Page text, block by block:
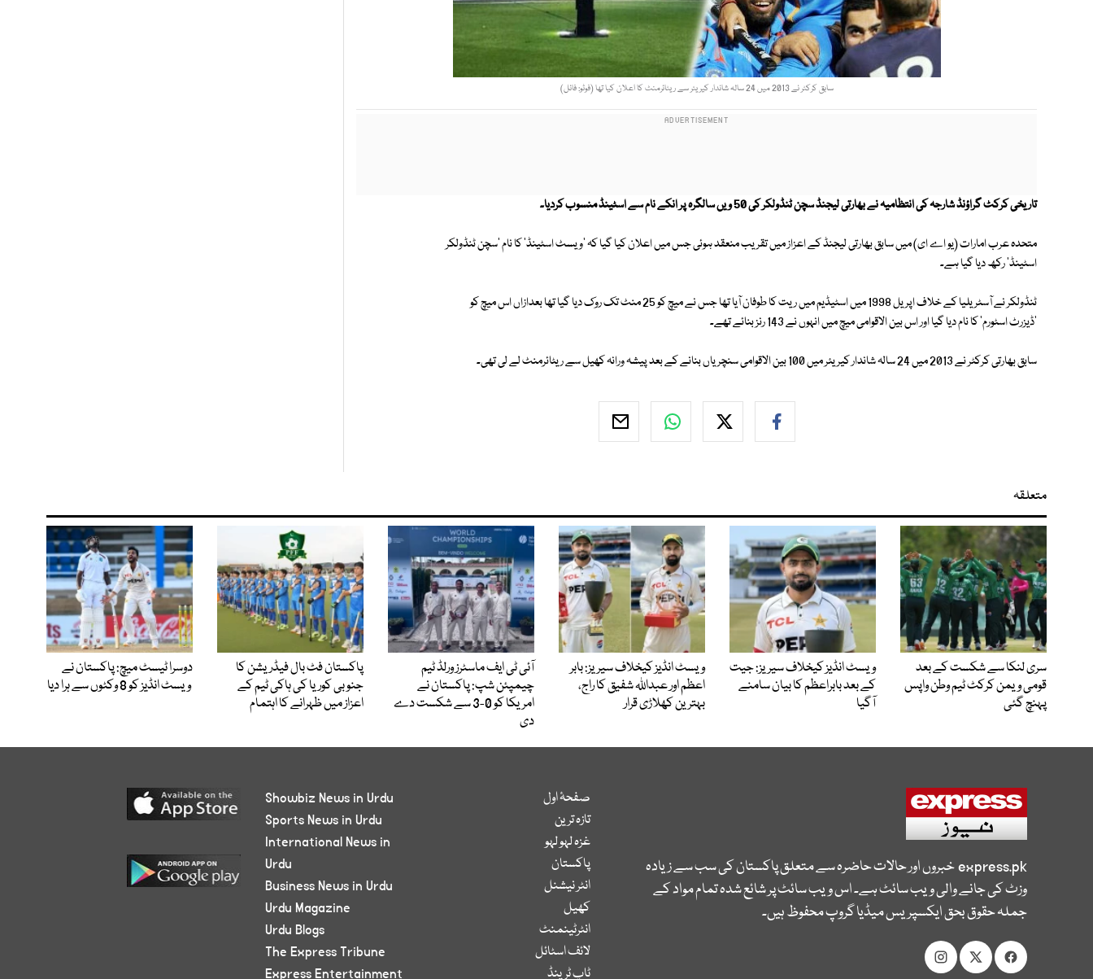
سابق کرکٹر نے 2013 میں 24 سالہ شاندار کیریئر سے ریٹائرمنٹ کا اعلان کیا تھا (فوٹو: فائل)
تاریخی کرکٹ گراؤنڈ شارجہ کی انتظامیہ نے بھارتی لیجنڈ سچن ٹنڈولکر کی 50 ویں سالگرہ پر انکے نام سے اسٹینڈ منسوب کردیا۔
متحدہ عرب امارات (یو اے ای) میں سابق بھارتی لیجنڈ کے اعزاز میں تقریب منعقد ہوئی جس میں اعلان کیا گیا کہ 'ویسٹ اسٹینڈ' کا نام 'سچن ٹنڈولکر
اسٹینڈ' رکھ دیا گیا ہے۔
ٹنڈولکر نے آسٹریلیا کے خلاف اپریل 1998 میں اسٹیڈیم میں ریت کا طوفان آیا تھا جس نے میچ کو 25 منٹ تک روک دیا گیا تھا بعدازاں اس میچ کو
'ڈیزرٹ اسٹورم' کا نام دیا گیا اور اس بین الاقوامی میچ میں انہوں نے 143 رنز بنائے تھے۔
سابق بھارتی کرکٹر نے 2013 میں 24 سالہ شاندار کیریئر میں 100 بین الاقوامی سنچریاں بنانے کے بعد پیشہ ورانہ کھیل سے ریٹائرمنٹ لے لی تھی۔
متعلقہ
سری لنکا سے شکست کے بعد
قومی ویمن کرکٹ ٹیم وطن واپس
پہنچ گئی
ویسٹ انڈیز کیخلاف سیریز: جیت
کے بعد بابراعظم کا بیان سامنے
آگیا
ویسٹ انڈیز کیخلاف سیریز: بابر
اعظم اور عبداللہ شفیق کا راج،
بہترین کھلاڑی قرار
آئی ٹی ایف ماسٹرز ورلڈ ٹیم
چیمپئن شپ: پاکستان نے
امریکا کو 0-3 سے شکست دے
دی
پاکستان فٹ بال فیڈریشن کا
جنوبی کوریا کی ہاکی ٹیم کے
اعزاز میں ظہرانے کا اہتمام
دوسرا ٹیسٹ میچ: پاکستان نے
ویسٹ انڈیز کو 8 وکٹوں سے ہرا دیا
express.pkخبروں اور حالات حاضرہ سے متعلق پاکستان کی سب سے زیادہ
وزٹ کی جانے والی ویب سائٹ ہے۔ اس ویب سائٹ پر شائع شدہ تمام مواد کے
جملہ حقوق بحق ایکسپریس میڈیا گروپ محفوظ ہیں۔
صفحۂ اول
تازہ ترین
غزہ لہو لہو
پاکستان
انٹر نیشنل
کھیل
انٹرٹینمنٹ
لائف اسٹائل
ٹاپ ٹرینڈ
Showbiz News in Urdu
Sports News in Urdu
International News in
Urdu
Business News in Urdu
Urdu Magazine
Urdu Blogs
The Express Tribune
Express Entertainment